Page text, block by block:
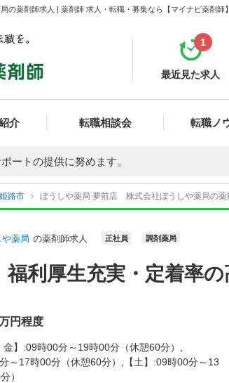
薬剤師求人 | 薬剤師 求人・転職・募集なら【マイナビ薬剤師】
最近見た求人
1
介 転職相談会 転職ノ
ートの提供に努めます。
姫路市 ぼうしや薬局 夢前店 株式会社ぼうしや薬局の薬
薬局 の薬剤師求人 正社員 調剤薬局
福利厚生充実・定着率
円程度
金】:09時00分～19時00分（休憩60分）,
分～17時00分（休憩60分）,【土】:09時00分～13
）